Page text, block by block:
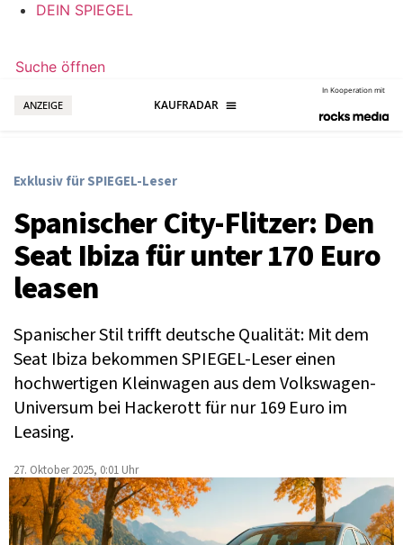
DEIN SPIEGEL
Suche öffnen
ANZEIGE
In Kooperation mit
Exklusiv für SPIEGEL-Leser
Spanischer City-Flitzer: Den
Seat Ibiza für unter 170 Euro
leasen
Spanischer Stil trifft deutsche Qualität: Mit dem
Seat Ibiza bekommen SPIEGEL-Leser einen
hochwertigen Kleinwagen aus dem Volkswagen-
Universum bei Hackerott für nur 169 Euro im
Leasing.
27. Oktober 2025, 0:01 Uhr